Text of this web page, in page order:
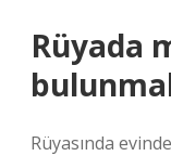
Rüyada
Rüyasında